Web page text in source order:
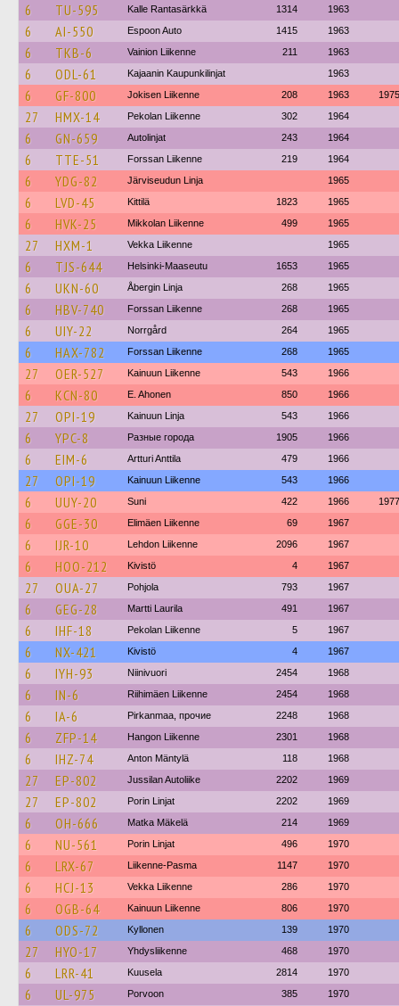
6 TU-595 Kalle Rantasärkkä 1314 1963
6 AI-550 Espoon Auto 1415 1963
6 TKB-6 Vainion Liikenne 211 1963
6 ODL-61 Kajaanin Kaupunkilinjat 1963
6 GF-800 Jokisen Liikenne 208 1963 1975
27 HMX-14 Pekolan Liikenne 302 1964
6 GN-659 Autolinjat 243 1964
6 TTE-51 Forssan Liikenne 219 1964
6 YDG-82 Järviseudun Linja 1965
6 LVD-45 Kittilä 1823 1965
6 HVK-25 Mikkolan Liikenne 499 1965
27 HXM-1 Vekka Liikenne 1965
6 TJS-644 Helsinki-Maaseutu 1653 1965
6 UKN-60 Åbergin Linja 268 1965
6 HBV-740 Forssan Liikenne 268 1965
6 UIY-22 Norrgård 264 1965
6 HAX-782 Forssan Liikenne 268 1965
27 OER-527 Kainuun Liikenne 543 1966
6 KCN-80 E. Ahonen 850 1966
27 OPI-19 Kainuun Linja 543 1966
6 YPC-8 Разные города 1905 1966
6 EIM-6 Artturi Anttila 479 1966
27 OPI-19 Kainuun Liikenne 543 1966
6 UUY-20 Suni 422 1966 1977
6 GGE-30 Elimäen Liikenne 69 1967
6 IJR-10 Lehdon Liikenne 2096 1967
6 HOO-212 Kivistö 4 1967
27 OUA-27 Pohjola 793 1967
6 GEG-28 Martti Laurila 491 1967
6 IHF-18 Pekolan Liikenne 5 1967
6 NX-421 Kivistö 4 1967
6 IYH-93 Niinivuori 2454 1968
6 IN-6 Riihimäen Liikenne 2454 1968
6 IA-6 Pirkanmaa, прочие 2248 1968
6 ZFP-14 Hangon Liikenne 2301 1968
6 IHZ-74 Anton Mäntylä 118 1968
27 EP-802 Jussilan Autoliike 2202 1969
27 EP-802 Porin Linjat 2202 1969
6 OH-666 Matka Mäkelä 214 1969
6 NU-561 Porin Linjat 496 1970
6 LRX-67 Liikenne-Pasma 1147 1970
6 HCJ-13 Vekka Liikenne 286 1970
6 OGB-64 Kainuun Liikenne 806 1970
6 ODS-72 Kyllonen 139 1970
27 HYO-17 Yhdysliikenne 468 1970
6 LRR-41 Kuusela 2814 1970
6 UL-975 Porvoon 385 1970